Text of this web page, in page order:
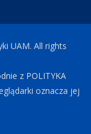
UAM. All rights
z POLITYKA
oznacza jej